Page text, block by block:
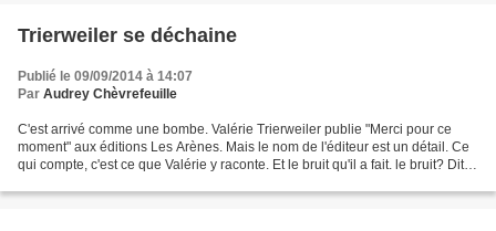
Trierweiler se déchaine
Publié le 09/09/2014 à 14:07
Par Audrey Chèvrefeuille
C'est arrivé comme une bombe. Valérie Trierweiler publie "Merci pour ce
moment" aux éditions Les Arènes. Mais le nom de l'éditeur est un détail. Ce
qui compte, c'est ce que Valérie y raconte. Et le bruit qu'il a fait. le bruit? Dites